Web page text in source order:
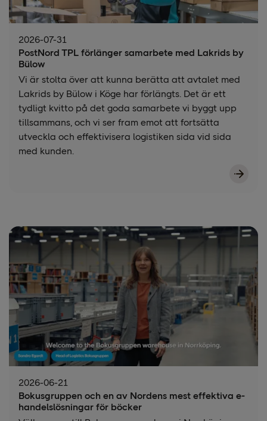
2026-07-31
PostNord TPL förlänger samarbete med Lakrids by
Bülow
Vi är stolta över att kunna berätta att avtalet med
Lakrids by Bülow i Köge har förlängts. Det är ett
tydligt kvitto på det goda samarbete vi byggt upp
tillsammans, och vi ser fram emot att fortsätta
utveckla och effektivisera logistiken sida vid sida
med kunden.
2026-06-21
Bokusgruppen och en av Nordens mest effektiva e-
handelslösningar för böcker